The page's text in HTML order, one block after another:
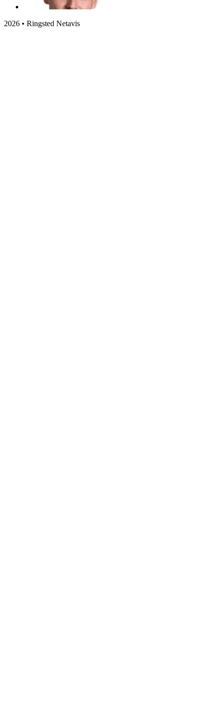
2026 • Ringsted Netavis